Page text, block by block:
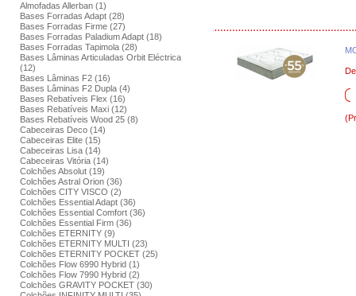
Almofadas Allerban (1)
Bases Forradas Adapt (28)
Bases Forradas Firme (27)
Bases Forradas Paladium Adapt (18)
Bases Forradas Tapimola (28)
Bases Lâminas Articuladas Orbit Eléctrica
(12)
Bases Lâminas F2 (16)
Bases Lâminas F2 Dupla (4)
Bases Rebatíveis Flex (16)
Bases Rebatíveis Maxi (12)
Bases Rebatíveis Wood 25 (8)
Cabeceiras Deco (14)
Cabeceiras Elite (15)
Cabeceiras Lisa (14)
Cabeceiras Vitória (14)
Colchões Absolut (19)
Colchões Astral Orion (36)
Colchões CITY VISCO (2)
Colchões Essential Adapt (36)
Colchões Essential Comfort (36)
Colchões Essential Firm (36)
Colchões ETERNITY (9)
Colchões ETERNITY MULTI (23)
Colchões ETERNITY POCKET (25)
Colchões Flow 6990 Hybrid (1)
Colchões Flow 7990 Hybrid (2)
Colchões GRAVITY POCKET (30)